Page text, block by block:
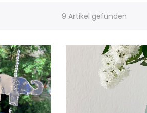
9 Artikel gefunden